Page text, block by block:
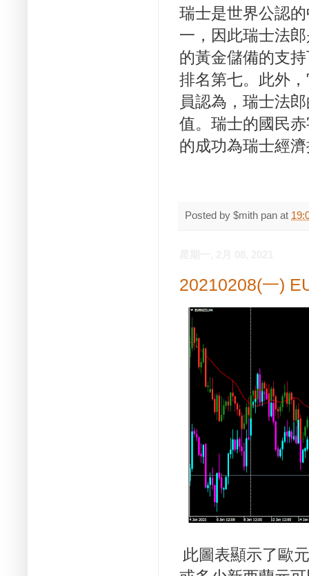
瑞士是世界公認
一，因此瑞士法
的黃金儲備的支
排名第七。 此外
員認為，瑞士法
值。 瑞士的國民
的成功為瑞士經
Posted by $mith pan at
20210208(一)
此圖表顯示了歐